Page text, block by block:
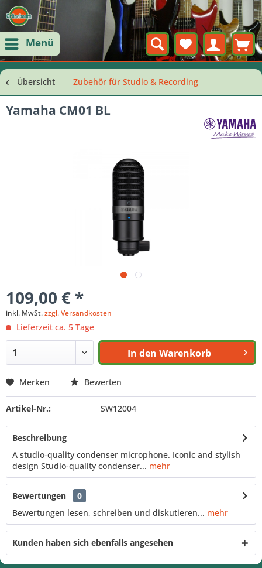
Menü
Übersicht Zubehör für Studio & Recording
Yamaha CM01 BL
109,00 € *
inkl. MwSt.zzgl. Versandkosten
Lieferzeit ca. 5 Tage
In den Warenkorb
Merken Bewerten
Artikel-Nr.: SW12004
Beschreibung
A studio-quality condenser microphone. Iconic and stylish
design Studio-quality condenser... mehr
Bewertungen
0
Bewertungen lesen, schreiben und diskutieren... mehr
Kunden haben sich ebenfalls angesehen